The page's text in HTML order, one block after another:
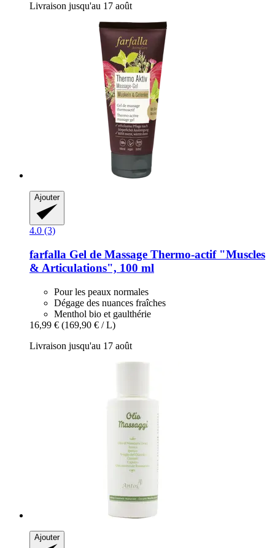
Livraison jusqu'au 17 août
Ajouter
4.0 (3)
farfalla Gel de Massage Thermo-​actif "Muscles
& Articulations", 100 ml
Pour les peaux normales
Dégage des nuances fraîches
Menthol bio et gaulthérie
16,99 € (169,90 € / L)
Livraison jusqu'au 17 août
Ajouter